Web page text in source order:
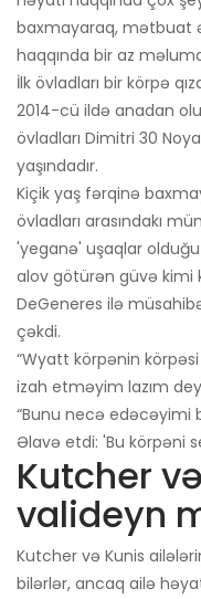
baxmayaraq, mətbuat
haqqında bir az
İlk övladları bir körpə
2014-cü ildə anadan
övladları Dimitri 30
yaşındadır.
Kiçik yaş fərqinə
övladları arasındakı
'yeganə' uşaqlar
alov götürən güvə kimi
DeGeneres ilə
çəkdi.
“Wyatt körpənin
izah etməyim lazım
“Bunu necə edəcəyimi
Əlavə etdi: 'Bu körpəni
Kutcher
valideyn
Kutcher və Kunis
bilərlər, ancaq ailə